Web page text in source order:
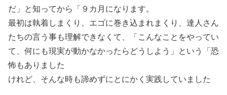
だ」と知ってから「９カ月になります。
最初は執着しまくり、エゴに巻き込まれまくり、達人さん
たちの言う事も理解できなくて、「こんなことをやってい
て、何にも現実が動かなかったらどうしよう」という「恐
怖もありました
けれど、そんな時も諦めずにとにかく実践していました